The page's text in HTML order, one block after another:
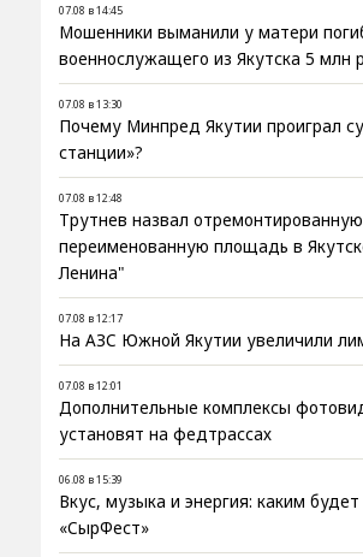
07.08 в 14:45
Мошенники выманили у матери
военнослужащего из Якутска 5 млн
07.08 в 13:30
Почему Минпред Якутии проиграл
станции»?
07.08 в 12:48
Трутнев назвал
переименованную площадь в
Ленина"
07.08 в 12:17
На АЗС Южной Якутии увеличили
07.08 в 12:01
Дополнительные комплексы
установят на федтрассах
06.08 в 15:39
Вкус, музыка и энергия: каким
«СырФест»